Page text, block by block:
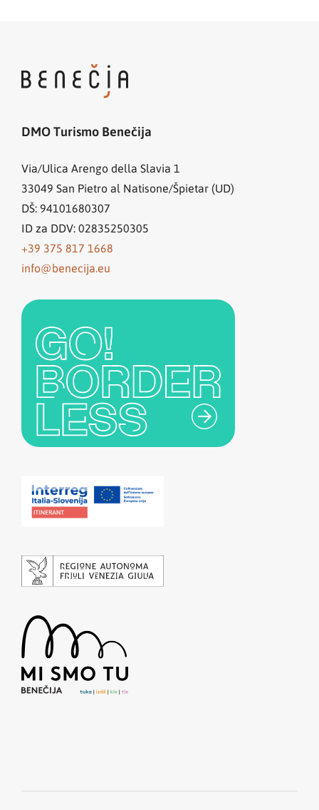
DMO Turismo Benečija
Via/Ulica Arengo della Slavia 1
33049 San Pietro al Natisone/Špietar (UD)
DŠ: 94101680307
ID za DDV: 02835250305
+39 375 817 1668
info@benecija.eu